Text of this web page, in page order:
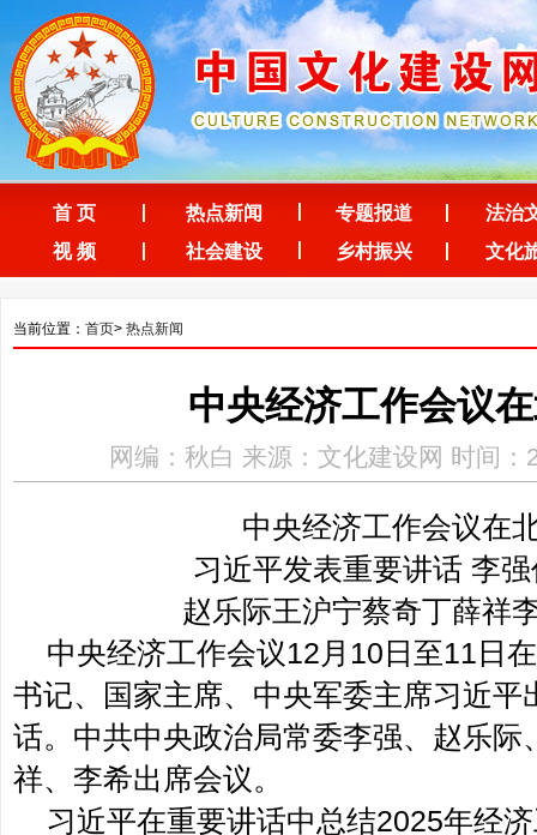
首 页 热点新闻 专题报道
法治
视 频
社会建设 乡村振兴 文化
当前位置： 首页> 热点新闻
中央经济工作会议
网编：秋白 来源：文化建设网 时间
中央经济工作会议在
习近平发表重要讲话 李
赵乐际王沪宁蔡奇丁薛祥
中央经济工作会议12月10日至11日
书记、国家主席、中央军委主席习近平
话。中共中央政治局常委李强、赵乐际
祥、李希出席会议。
习近平在重要讲话中总结2025年经